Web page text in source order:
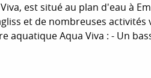
est situé au plan d'eau à
et de nombreuses activités
aquatique Aqua Viva : - Un